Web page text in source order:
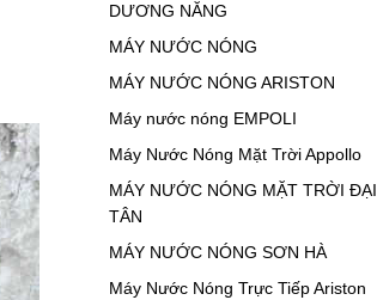
DƯƠNG NĂNG
MÁY NƯỚC NÓNG
MÁY NƯỚC NÓNG ARISTON
Máy nước nóng EMPOLI
Máy Nước Nóng Mặt Trời Appollo
MÁY NƯỚC NÓNG MẶT TRỜI ĐẠI
TÂN
MÁY NƯỚC NÓNG SƠN HÀ
Máy Nước Nóng Trực Tiếp Ariston